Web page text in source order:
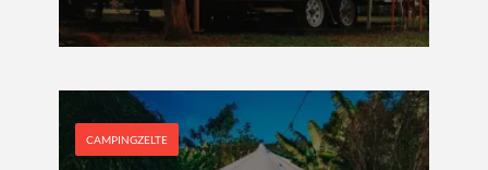
CAMPINGZELTE